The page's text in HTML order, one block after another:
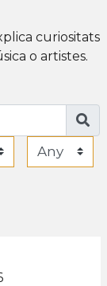
curiositats
o artistes.